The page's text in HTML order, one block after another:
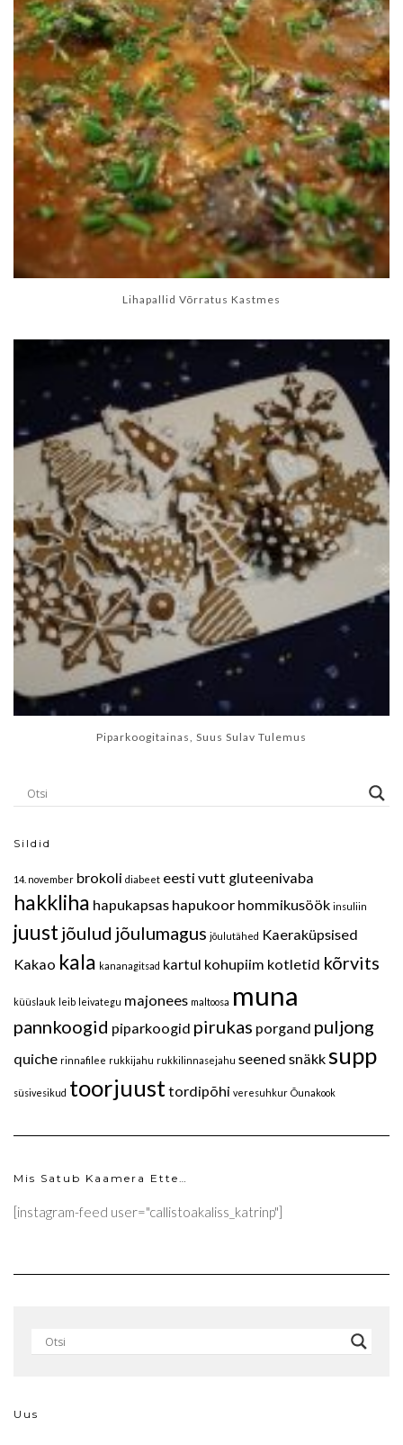
Lihapallid Võrratus Kastmes
Piparkoogitainas, Suus Sulav Tulemus
Sildid
14. november brokoli diabeet eesti vutt gluteenivaba
hakkliha hapukapsas hapukoor hommikusöök insuliin
juustjõulud jõulumagus jõulutähed Kaeraküpsised
Kakao kala kananagitsad kartul kohupiim kotletid kõrvits
küüslauk leib leivategu majonees maltoosa muna
pannkoogid piparkoogid pirukas porgand puljong
quiche rinnafilee rukkijahu rukkilinnasejahu seened snäkksupp
süsivesikud toorjuusttordipõhi veresuhkur Õunakook
Mis Satub Kaamera Ette…
[instagram-feed user="callistoakaliss_katrinp"]
Uus